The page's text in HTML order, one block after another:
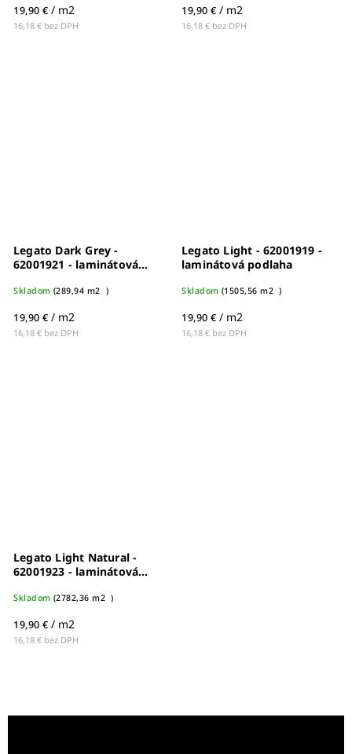
16,18 € bez DPH
19,90 € / m2
16,18 € bez DPH
19,90 € / m2
Legato Dark Grey -
62001921 - laminátová
Skladom (289,94 m2 )
16,18 € bez DPH
19,90 € / m2
Legato Light - 62001919 -
laminátová podlaha
Skladom (1505,56 m2 )
16,18 € bez DPH
19,90 € / m2
Legato Light Natural -
62001923 - laminátová
Skladom (2782,36 m2 )
16,18 € bez DPH
19,90 € / m2